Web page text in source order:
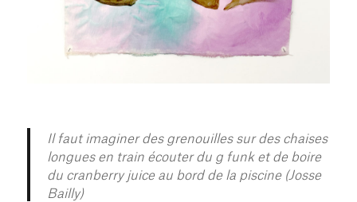
Il faut imaginer des grenouilles sur des chaises
longues en train écouter du g funk et de boire
du cranberry juice au bord de la piscine (Josse
Bailly)